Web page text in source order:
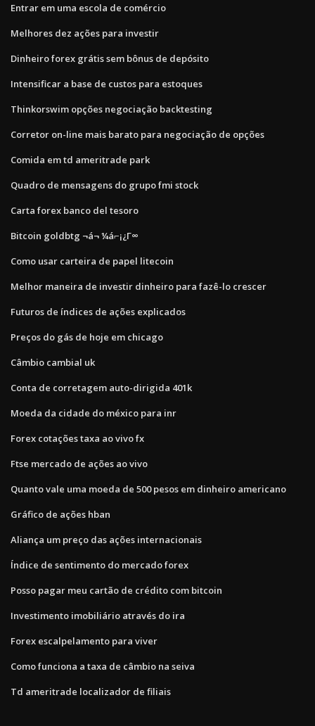
Entrar em uma escola de comércio
Melhores dez ações para investir
Dinheiro forex grátis sem bônus de depósito
Intensificar a base de custos para estoques
Thinkorswim opções negociação backtesting
Corretor on-line mais barato para negociação de opções
Comida em td ameritrade park
Quadro de mensagens do grupo fmi stock
Carta forex banco del tesoro
Bitcoin goldbtg ¬á¬ ¼á⌐¡¿Γ∞
Como usar carteira de papel litecoin
Melhor maneira de investir dinheiro para fazê-lo crescer
Futuros de índices de ações explicados
Preços do gás de hoje em chicago
Câmbio cambial uk
Conta de corretagem auto-dirigida 401k
Moeda da cidade do méxico para inr
Forex cotações taxa ao vivo fx
Ftse mercado de ações ao vivo
Quanto vale uma moeda de 500 pesos em dinheiro americano
Gráfico de ações hban
Aliança um preço das ações internacionais
Índice de sentimento do mercado forex
Posso pagar meu cartão de crédito com bitcoin
Investimento imobiliário através do ira
Forex escalpelamento para viver
Como funciona a taxa de câmbio na seiva
Td ameritrade localizador de filiais